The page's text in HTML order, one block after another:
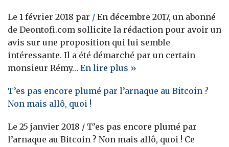
Le 1 février 2018 par / En décembre 2017, un abonné
de Deontofi.com sollicite la rédaction pour avoir un
avis sur une proposition qui lui semble
intéressante. Il a été démarché par un certain
monsieur Rémy… En lire plus »
T’es pas encore plumé par l’arnaque au Bitcoin ?
Non mais allô, quoi !
Le 25 janvier 2018 / T’es pas encore plumé par
l’arnaque au Bitcoin ? Non mais allô, quoi ! Ce